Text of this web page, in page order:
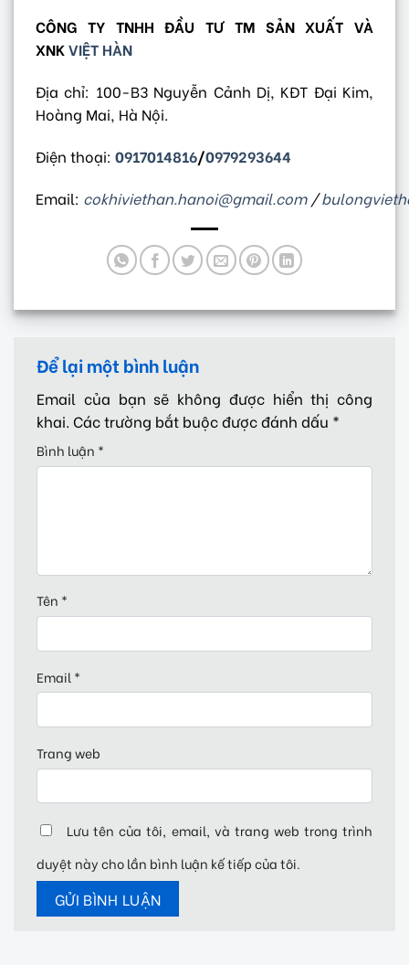
CÔNG TY TNHH ĐẦU TƯ TM SẢN XUẤT VÀ
XNKVIỆT HÀN
Địa chỉ: 100-B3 Nguyễn Cảnh Dị, KĐT Đại Kim,
Hoàng Mai, Hà Nội.
Điện thoại: 0917014816/0979293644
Email: cokhiviethan.hanoi@gmail.com/
Để lại một bình luận
Email của bạn sẽ không được hiển thị công
khai. Các trường bắt buộc được đánh dấu *
Bình luận *
Tên *
Email *
Trang web
Lưu tên của tôi, email, và trang web trong trình
duyệt này cho lần bình luận kế tiếp của tôi.